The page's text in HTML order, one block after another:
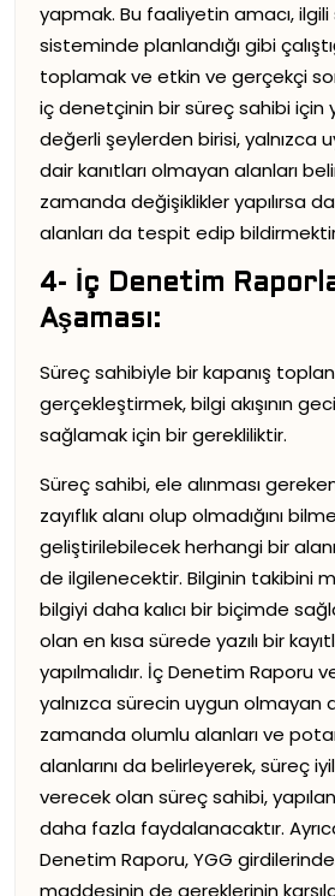
yapmak. Bu faaliyetin amacı,
sisteminde planlandığı gibi
toplamak ve etkin ve gerçekçi
iç denetçinin bir süreç sahibi için
değerli şeylerden birisi, yalnızca
dair kanıtları olmayan alanları
zamanda değişiklikler yapılırsa
alanları da tespit edip
4- İç Denetim
Aşaması:
Süreç sahibiyle bir kapanış
gerçekleştirmek, bilgi akışının
sağlamak için bir gerekliliktir.
Süreç sahibi, ele alınması
zayıflık alanı olup olmadığını
geliştirilebilecek herhangi bir
de ilgilenecektir. Bilginin takibini
bilgiyi daha kalıcı bir biçimde
olan en kısa sürede yazılı bir
yapılmalıdır. İç Denetim Raporu
yalnızca sürecin uygun olmayan
zamanda olumlu alanları ve
alanlarını da belirleyerek, süreç
verecek olan süreç sahibi,
daha fazla faydalanacaktır.
Denetim Raporu, YGG